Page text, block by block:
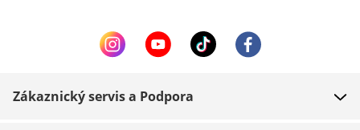
Zákaznický servis a Podpora